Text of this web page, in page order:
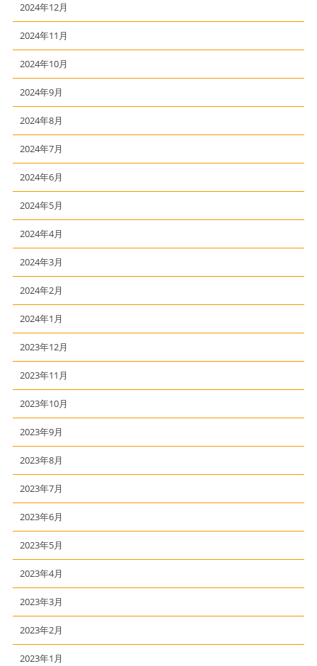
2024年12月
2024年11月
2024年10月
2024年9月
2024年8月
2024年7月
2024年6月
2024年5月
2024年4月
2024年3月
2024年2月
2024年1月
2023年12月
2023年11月
2023年10月
2023年9月
2023年8月
2023年7月
2023年6月
2023年5月
2023年4月
2023年3月
2023年2月
2023年1月